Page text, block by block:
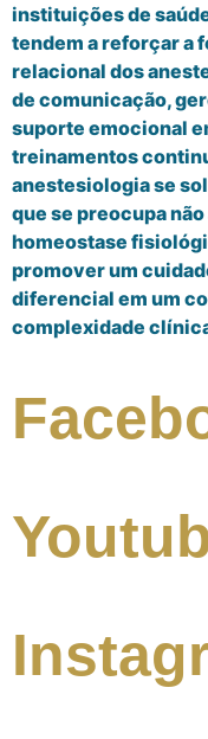
instituições de
tendem a reforçar a
relacional dos
de comunicação,
suporte emocional
treinamentos
anestesiologia se
que se preocupa
homeostase
promover um
diferencial em um
complexidade